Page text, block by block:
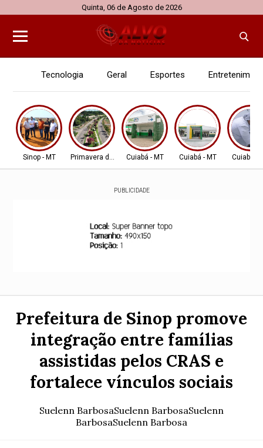
Quinta, 06 de Agosto de 2026
Tecnologia Geral Esportes
Sinop - MT Primavera do LesteCuiabá - MT Cuiabá - MT Cuiabá -
PUBLICIDADE
Prefeitura de Sinop promove
integração entre famílias
assistidas pelos CRAS e
fortalece vínculos sociais
Suelenn BarbosaSuelenn BarbosaSuelenn
BarbosaSuelenn Barbosa